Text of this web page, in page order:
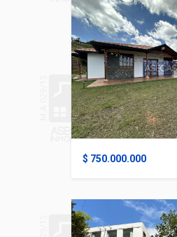
$ 750.000.000